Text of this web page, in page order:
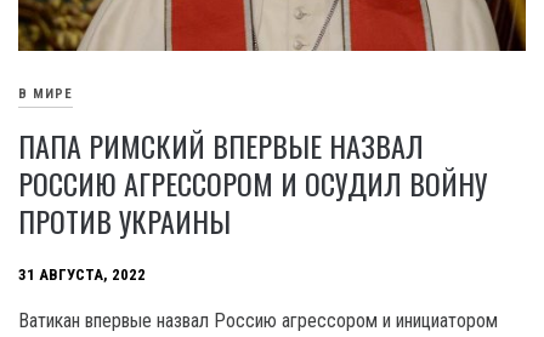
В МИРЕ
ПАПА РИМСКИЙ ВПЕРВЫЕ НАЗВАЛ
РОССИЮ АГРЕССОРОМ И ОСУДИЛ ВОЙНУ
ПРОТИВ УКРАИНЫ
31 АВГУСТА, 2022
Ватикан впервые назвал Россию агрессором и инициатором